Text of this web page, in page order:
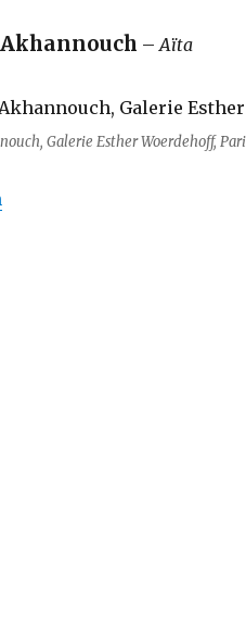
–Aïta
Galerie Esther Woerdehoff,
– Frac Nouvelle-